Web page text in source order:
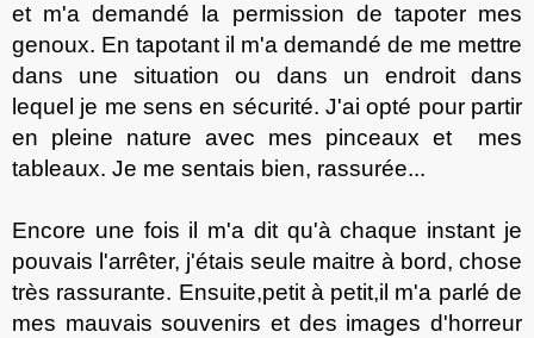
et m'a demandé
la permission de tapoter mes
genoux. En tapotant il m'a demandé de me mettre
dans une situation ou dans un endroit dans
lequel je me sens en sécurité. J'ai opté pour partir
en pleine nature avec mes pinceaux et mes
tableaux. Je me sentais bien, rassurée...
Encore une fois il m'a dit qu'à chaque instant je
pouvais l'arrêter, j'étais seule maitre à bord, chose
très rassurante. Ensuite,petit à petit,il m'a parléde
mes mauvaissouvenirs et des images d'horreur